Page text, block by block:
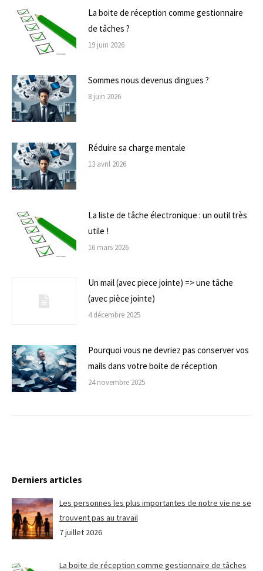
La boite de réception comme gestionnaire
de tâches ?
19 juin 2026
Sommes nous devenus dingues ?
8 juin 2026
Réduire sa charge mentale
13 avril 2026
La liste de tâche électronique : un outil très
utile !
16 mars 2026
Un mail (avec piece jointe) => une tâche
(avec pièce jointe)
4 décembre 2025
Pourquoi vous ne devriez pas conserver vos
mails dans votre boite de réception
24 novembre 2025
Derniers articles
Les personnes les plus importantes de notre vie ne se
trouvent pas au travail
7 juillet 2026
La boite de réception comme gestionnaire de tâches